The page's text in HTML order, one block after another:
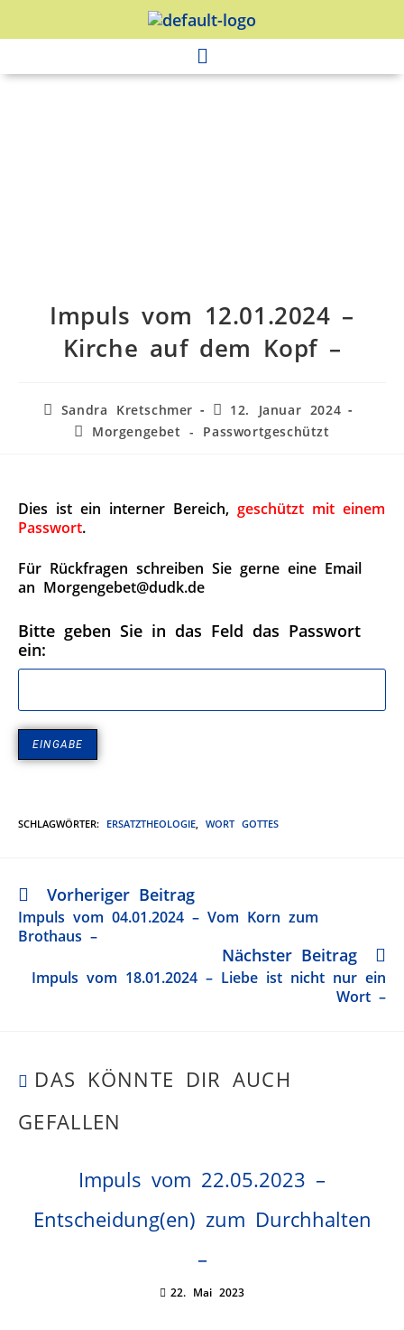
Impuls vom 12.01.2024 –
Kirche auf dem Kopf –
Sandra Kretschmer
12. Januar 2024
Morgengebet - Passwortgeschützt
Dies ist ein interner Bereich, geschützt mit einem
Passwort.
Für Rückfragen schreiben Sie gerne eine Email
an Morgengebet@dudk.de
Bitte geben Sie in das Feld das Passwort
ein:
SCHLAGWÖRTER: ERSATZTHEOLOGIE, WORT GOTTES
Vorheriger Beitrag
Impuls vom 04.01.2024 – Vom Korn zum
Brothaus –
Nächster Beitrag
Impuls vom 18.01.2024 – Liebe ist nicht nur ein
Wort –
DAS KÖNNTE DIR AUCH
GEFALLEN
Impuls vom 22.05.2023 –
Entscheidung(en) zum Durchhalten
–
22. Mai 2023